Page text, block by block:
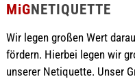
MiGNETIQUETTE
Wir legen großen Wert
fördern. Hierbei legen wir
unserer Netiquette. Unser